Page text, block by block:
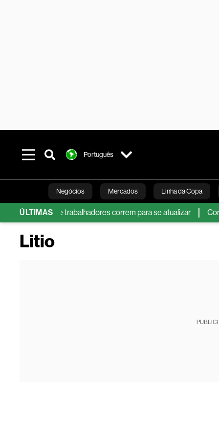
Português
Negócios Mercados Linha da Copa
Línea Studios Podcasts Inovação
ÚLTIMAS
duração, e trabalhadores correm para se atualizar Como
Litio